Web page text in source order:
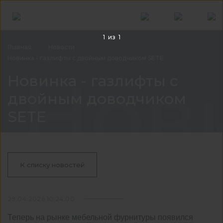
К списку новостей
Теперь на рынке мебельной фурнитуры появился
1 из 1